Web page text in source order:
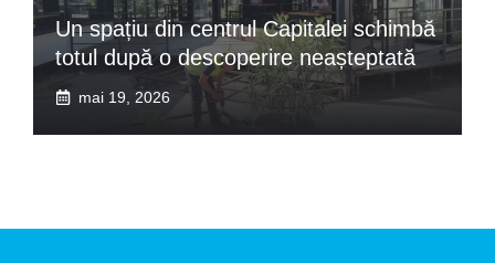
Un spațiu din centrul Capitalei schimbă
totul după o descoperire neașteptată
mai 19, 2026